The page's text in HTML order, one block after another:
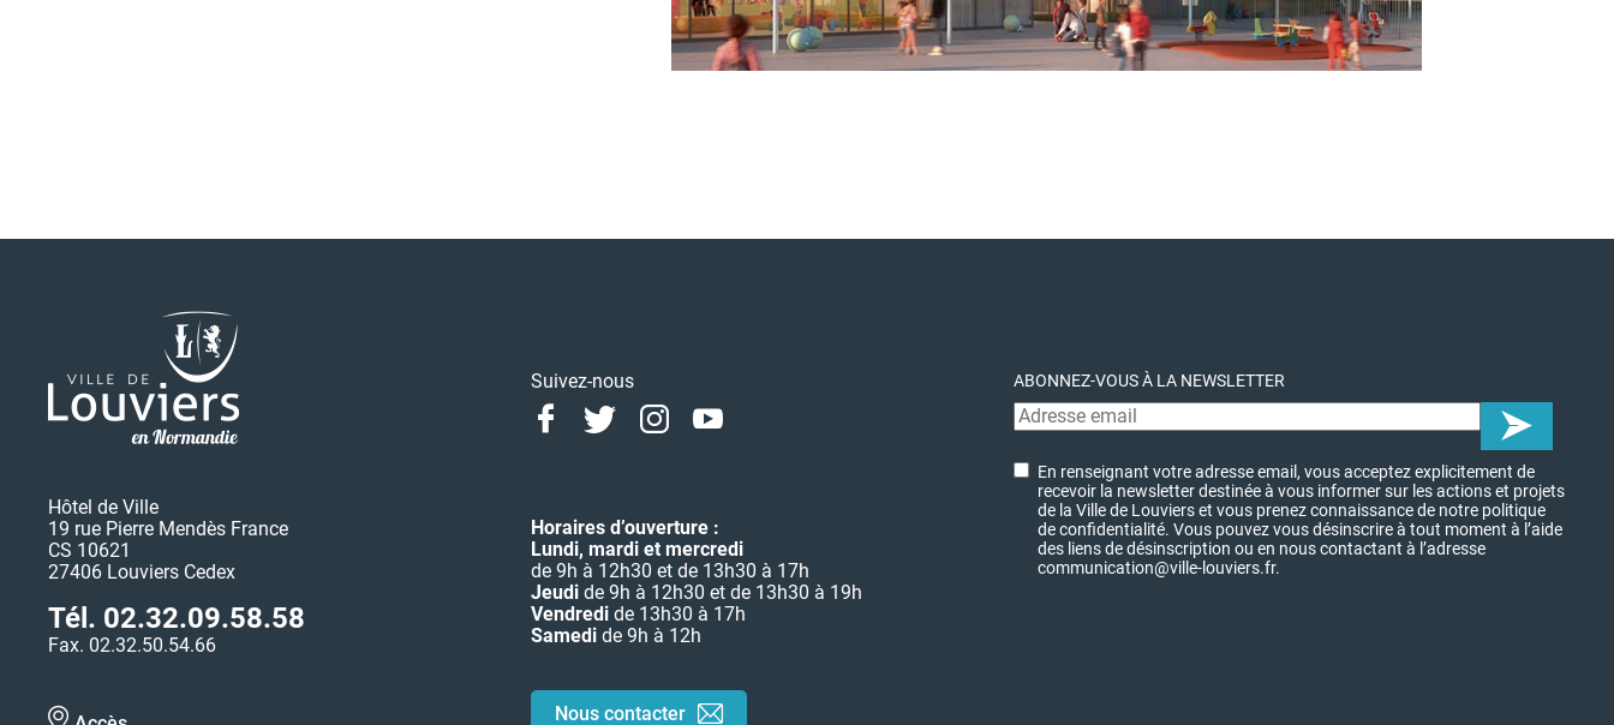
Hôtel de Ville
19 rue Pierre Mendès France
CS 10621
27406 Louviers Cedex
Tél. 02.32.09.58.58
Fax. 02.32.50.54.66
Suivez-nous
FacebookTwitterInstagramYoutube
Horaires d’ouverture :
Lundi, mardi et mercredi
de 9h à 12h30 et de 13h30 à 17h
Jeudi de 9h à 12h30 et de 13h30 à 19h
Vendredi de 13h30 à 17h
Samedi de 9h à 12h
Nous contacter
ABONNEZ-VOUS À LA NEWSLETTER
En renseignant votre adresse email, vous acceptez explicitement de
recevoir la newsletter destinée à vous informer sur les actions et projets
de la Ville de Louviers et vous prenez connaissance de notre politique
de confidentialité. Vous pouvez vous désinscrire à tout moment à l’aide
des liens de désinscription ou en nous contactant à l’adresse
communication@ville-louviers.fr.